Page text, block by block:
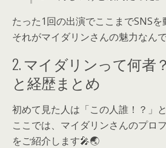
たった1回の出演でここまでSNSを
それがマイダリンさんの魅力なん
2. マイダリンって何者
と経歴まとめ
初めて見た人は「この人誰！？」と
ここでは、マイダリンさんのプロ
をご紹介します🎤🌏